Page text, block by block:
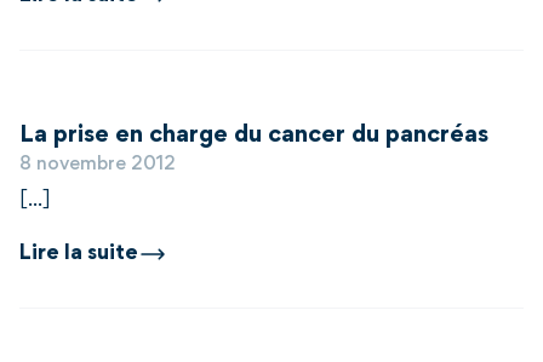
La prise en charge du cancer du pancréas
8 novembre 2012
[...]
Lire la suite